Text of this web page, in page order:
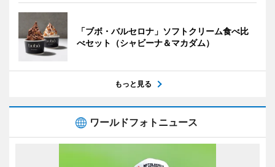
「ブボ・バルセロナ」ソフトクリーム食べ比
べセット（シャビーナ＆マカダム）
もっと見る
ワールドフォトニュース